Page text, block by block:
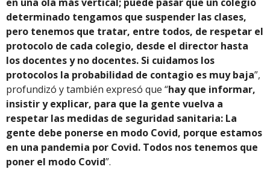
determinado tengamos que suspender las clases,
pero tenemos que tratar, entre todos, de respetar el
protocolo de cada colegio, desde el director hasta
los docentes y no docentes. Si cuidamos los
protocolos la probabilidad de contagio es muy baja”,
profundizó y también expresó que “hay que informar,
insistir y explicar, para que la gente vuelva a
respetar las medidas de seguridad sanitaria: La
gente debe ponerse en modo Covid, porque estamos
en una pandemia por Covid. Todos nos tenemos que
poner el modo Covid”.